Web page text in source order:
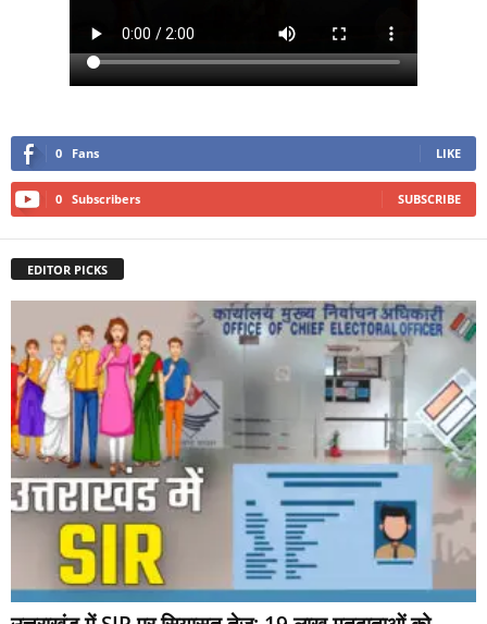
0 Fans LIKE
0 Subscribers SUBSCRIBE
EDITOR PICKS